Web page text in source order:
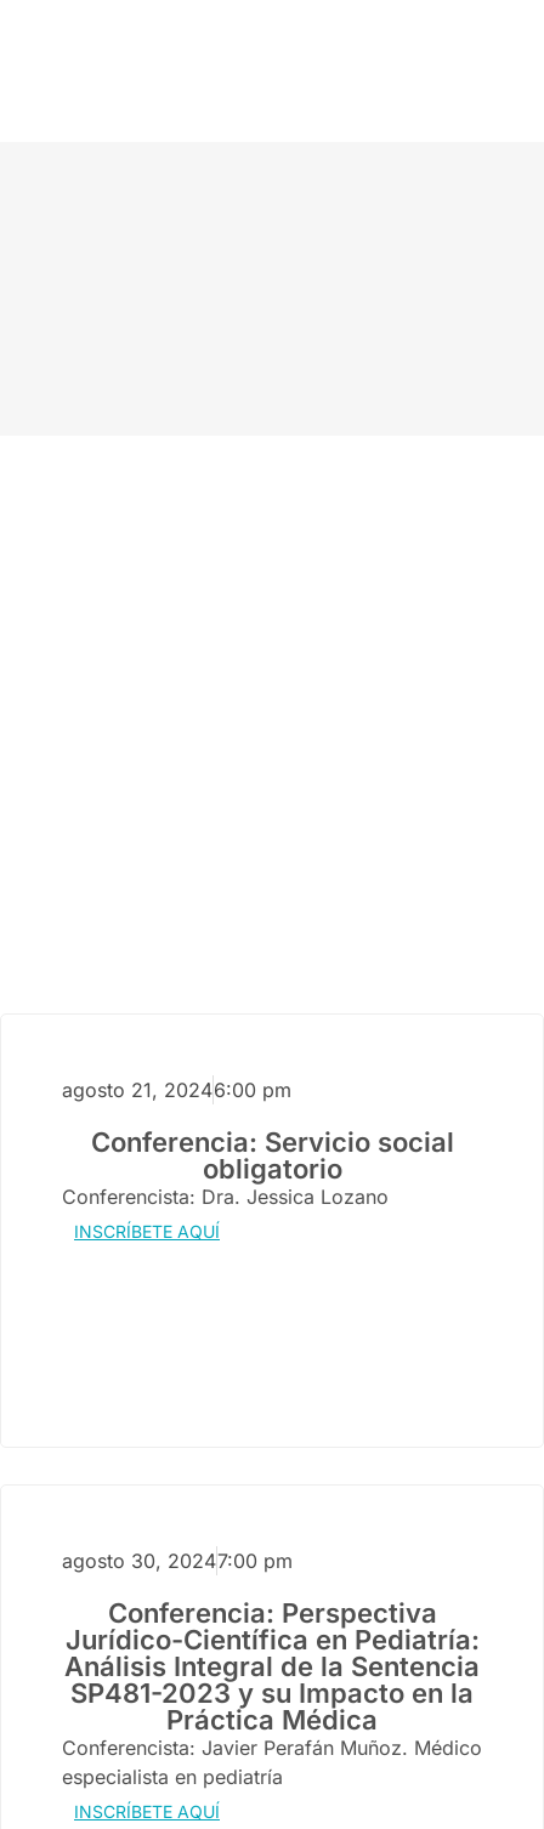
agosto 21, 20246:00 pm
Conferencia: Servicio social
obligatorio
Conferencista: Dra. Jessica Lozano
INSCRÍBETE AQUÍ
agosto 30, 20247:00 pm
Conferencia: Perspectiva
Jurídico-Científica en Pediatría:
Análisis Integral de la Sentencia
SP481-2023 y su Impacto en la
Práctica Médica
Conferencista: Javier Perafán Muñoz. Médico
especialista en pediatría
INSCRÍBETE AQUÍ